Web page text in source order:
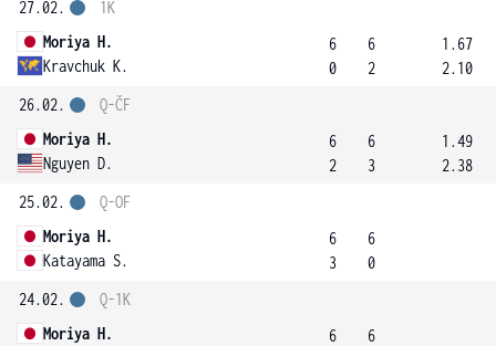
27.02.
Moriya H.
Kravchuk K.
1K
6
0
6
2
1.67
2.10
26.02.
Moriya H.
Nguyen D.
Q-ČF
6
2
6
3
1.49
2.38
25.02.
Moriya H.
Katayama S.
Q-OF
6
3
6
0
24.02.
Moriya H.
Q-1K
6
6